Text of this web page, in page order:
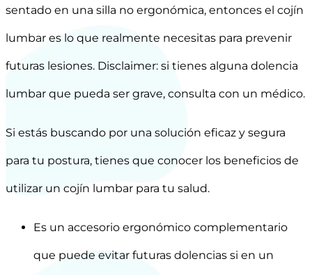
sentado en una silla no ergonómica, entonces el cojín
lumbar es lo que realmente necesitas para prevenir
futuras lesiones. Disclaimer: si tienes alguna dolencia
lumbar que pueda ser grave, consulta con un médico.
Si estás buscando por una solución eficaz y segura
para tu postura, tienes que conocer los beneficios de
utilizar un cojín lumbar para tu salud.
Es un accesorio ergonómico complementario
que puede evitar futuras dolencias si en un